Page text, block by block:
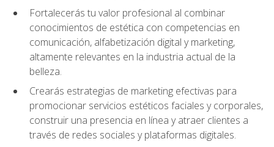
Fortalecerás tu valor profesional al combinar
conocimientos de estética con competencias en
comunicación, alfabetización digital y marketing,
altamente relevantes en la industria actual de la
belleza.
Crearás estrategias de marketing efectivas para
promocionar servicios estéticos faciales y corporales,
construir una presencia en línea y atraer clientes a
través de redes sociales y plataformas digitales.